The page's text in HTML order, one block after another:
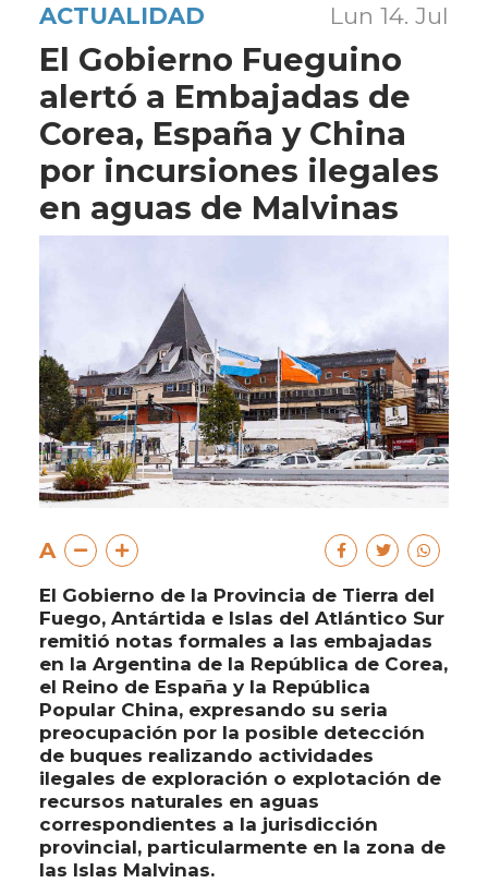
ACTUALIDAD Lun 14. Jul
El Gobierno Fueguino
alertó a Embajadas de
Corea, España y China
por incursiones ilegales
en aguas de Malvinas
A
El Gobierno de la Provincia de Tierra del
Fuego, Antártida e Islas del Atlántico Sur
remitió notas formales a las embajadas
en la Argentina de la República de Corea,
el Reino de España y la República
Popular China, expresando su seria
preocupación por la posible detección
de buques realizando actividades
ilegales de exploración o explotación de
recursos naturales en aguas
correspondientes a la jurisdicción
provincial, particularmente en la zona de
las Islas Malvinas.